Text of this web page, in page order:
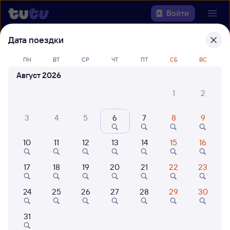
Войти
билеты Санкт-Петербург Ладож. —
Мга
42 млн путешествуют с
Когда
Кто едет
Дата поездки
ПН ВТ СР ЧТ ПТ СБ ВС
Август 2026
1
2
3 4 5 6 7 8 9
10 11 12 13 14 15 16
17 18 19 20 21 22 23
24 25 26 27 28 29 30
31